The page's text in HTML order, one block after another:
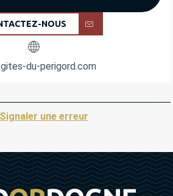
NOUS
du-perigord.com
Signaler une erreur